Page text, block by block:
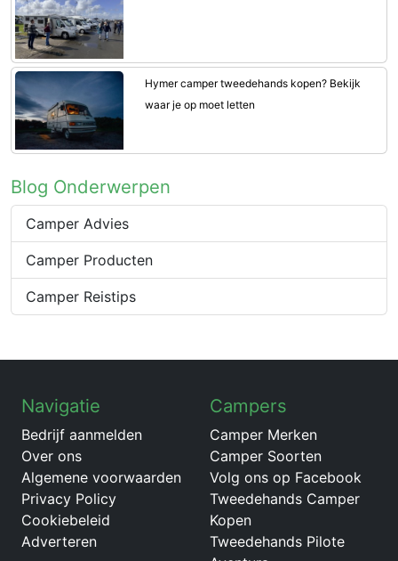
Hymer camper tweedehands kopen? Bekijk
waar je op moet letten
Blog Onderwerpen
Camper Advies
Camper Producten
Camper Reistips
Navigatie
Bedrijf aanmelden
Over ons
Algemene voorwaarden
Privacy Policy
Cookiebeleid
Adverteren
Campers
Camper Merken
Camper Soorten
Volg ons op Facebook
Tweedehands Camper
Kopen
Tweedehands Pilote